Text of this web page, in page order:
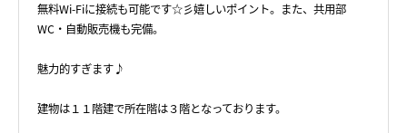
無料Wi-Fiに接続も可能です☆彡嬉しいポイント。また、共用部
WC・自動販売機も完備。
魅力的すぎます♪
建物は１１階建で所在階は３階となっております。